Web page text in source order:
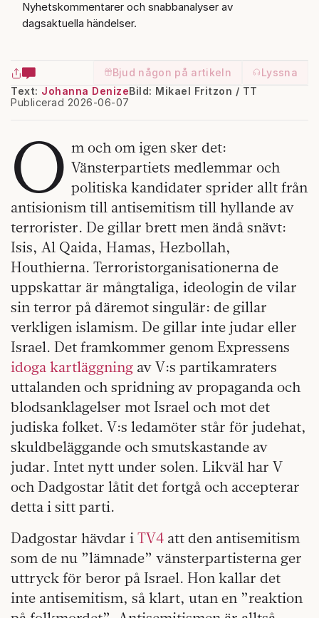
Nyhetskommentarer och snabbanalyser av
dagsaktuella händelser.
Bjud någon på artikeln
Lyssna
Text: Johanna Denize
Publicerad 2026-06-07
Bild: Mikael Fritzon / TT
O m och om igen sker det:
Vänsterpartiets medlemmar och
politiska kandidater sprider allt från
antisionism till antisemitism till hyllande av
terrorister. De gillar brett men ändå snävt:
Isis, Al Qaida, Hamas, Hezbollah,
Houthierna. Terroristorganisationerna de
uppskattar är mångtaliga, ideologin de vilar
sin terror på däremot singulär: de gillar
verkligen islamism. De gillar inte judar eller
Israel. Det framkommer genom Expressens
idoga kartläggning av V:s partikamraters
uttalanden och spridning av propaganda och
blodsanklagelser mot Israel och mot det
judiska folket. V:s ledamöter står för judehat,
skuldbeläggande och smutskastande av
judar. Intet nytt under solen. Likväl har V
och Dadgostar låtit det fortgå och accepterar
detta i sitt parti.
Dadgostar hävdar i TV4 att den antisemitism
som de nu ”lämnade” vänsterpartisterna ger
uttryck för beror på Israel. Hon kallar det
inte antisemitism, så klart, utan en ”reaktion